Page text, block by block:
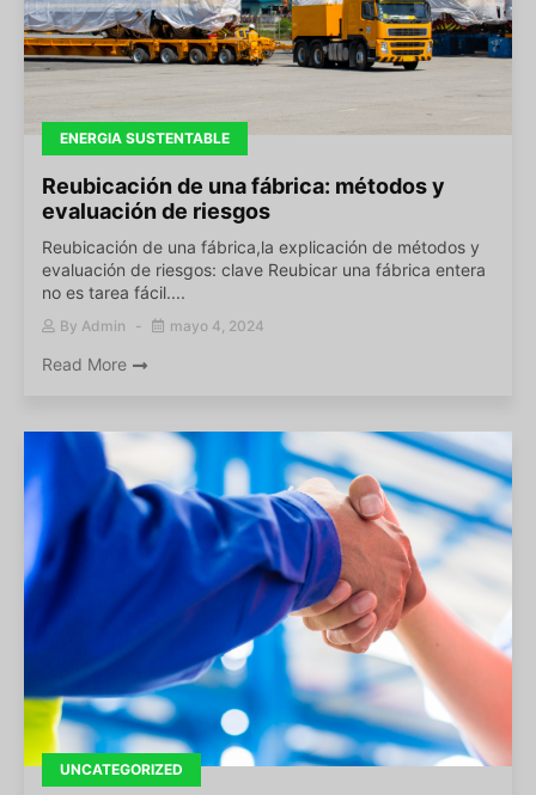
ENERGIA SUSTENTABLE
Reubicación de una fábrica: métodos y
evaluación de riesgos
Reubicación de una fábrica,la explicación de métodos y
evaluación de riesgos: clave Reubicar una fábrica entera
no es tarea fácil....
By Admin mayo 4, 2024
Read More
UNCATEGORIZED